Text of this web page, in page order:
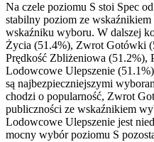
Na czele poziomu S stoi Spec
stabilny poziom ze
wskaźniku wyboru. W dalszej
Życia (51.4%), Zwrot Gotówki
Prędkość Zbliżeniowa (51.2%),
Lodowcowe Ulepszenie
są najbezpieczniejszymi
chodzi o popularność, Zwrot
publiczności ze wskaźnikiem
Lodowcowe Ulepszenie jest
mocny wybór poziomu S